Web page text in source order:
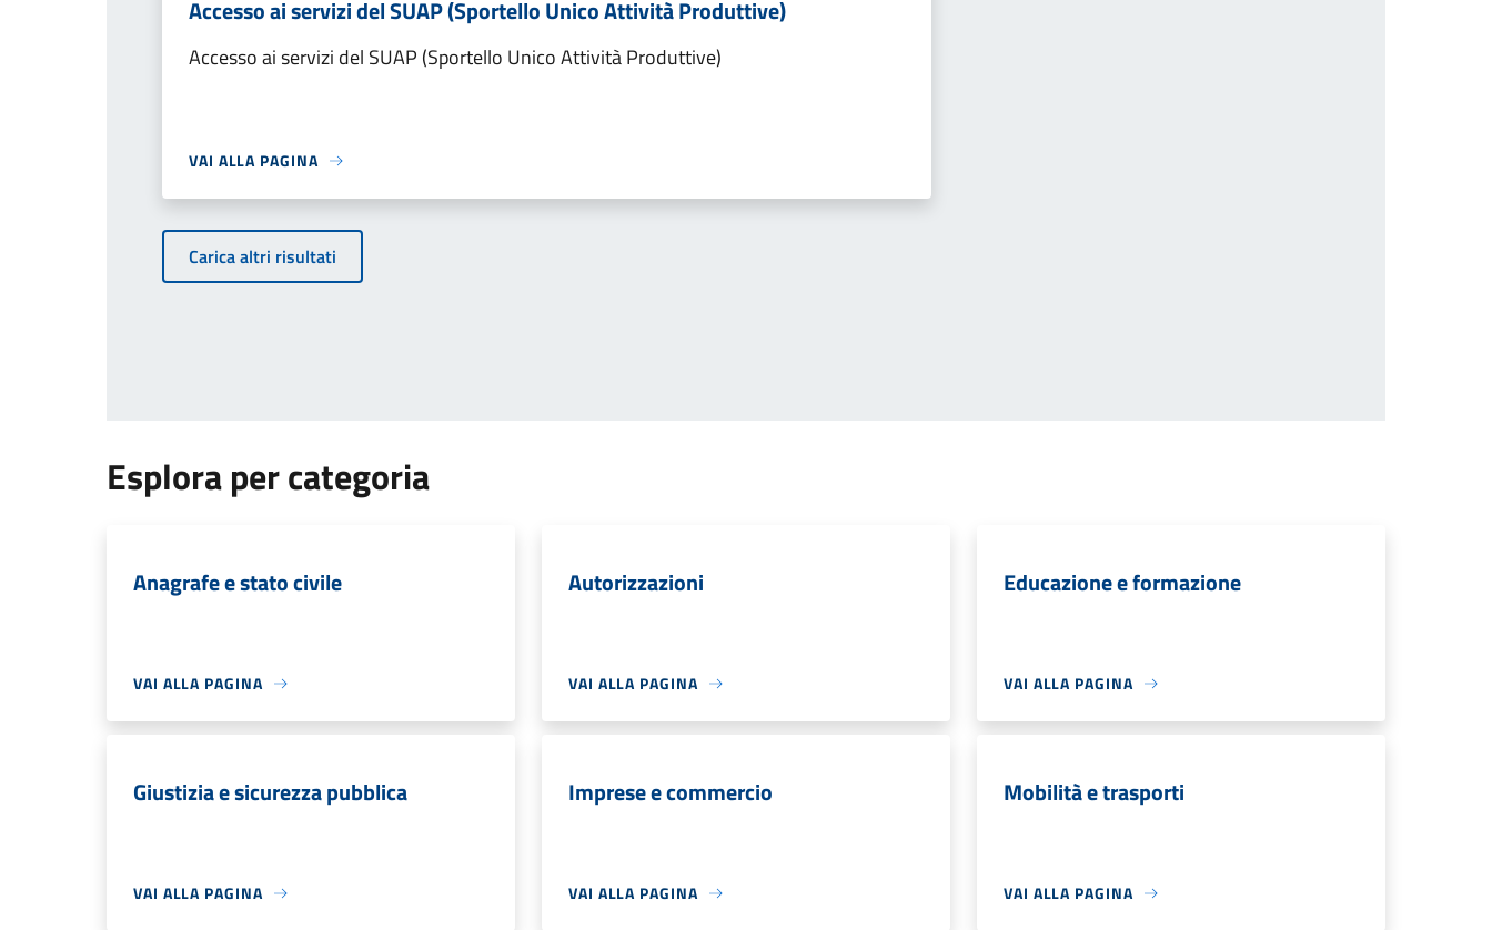
Accesso ai servizi del SUAP (Sportello Unico Attività Produttive)
Accesso ai servizi del SUAP (Sportello Unico Attività Produttive)
VAI ALLA PAGINA
Carica altri risultati
Esplora per categoria
Anagrafe e stato civile
VAI ALLA PAGINA
Autorizzazioni
VAI ALLA PAGINA
Educazione e formazione
VAI ALLA PAGINA
Giustizia e sicurezza pubblica
VAI ALLA PAGINA
Imprese e commercio
VAI ALLA PAGINA
Mobilità e trasporti
VAI ALLA PAGINA